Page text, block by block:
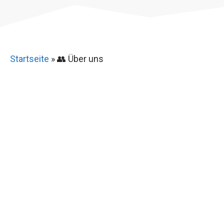
Startseite »👥 Über uns